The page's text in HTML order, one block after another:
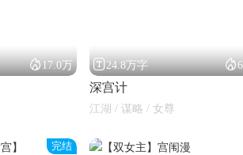
17.0万 24.8万字 
深宫计
江湖 / 谋略 / 女尊
完结